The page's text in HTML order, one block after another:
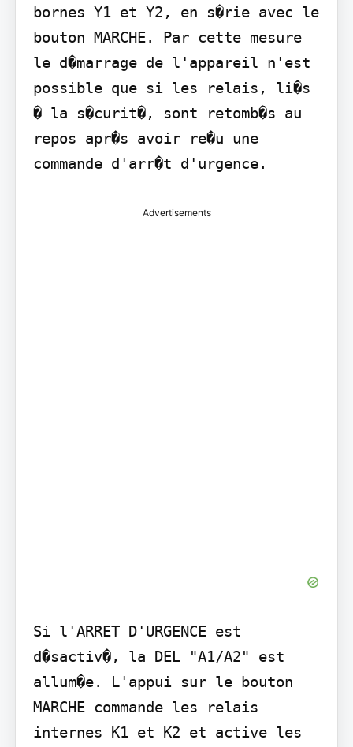
bornes Y1 et Y2, en s�rie avec le
bouton MARCHE. Par cette mesure
le d�marrage de l'appareil n'est
possible que si les relais, li�s
� la s�curit�, sont retomb�s au
repos apr�s avoir re�u une
commande d'arr�t d'urgence.
Advertisements
Si l'ARRET D'URGENCE est
d�sactiv�, la DEL "A1/A2" est
allum�e. L'appui sur le bouton
MARCHE commande les relais
internes K1 et K2 et active les